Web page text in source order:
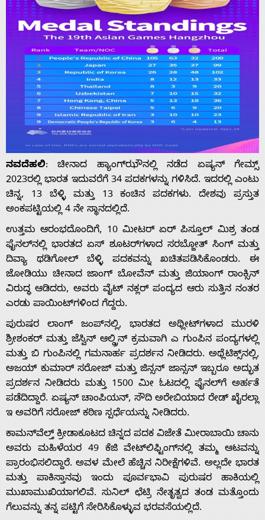
Home
About
Us
Advertise
With
ನವದೆಹಲಿ: ಚೀನಾದ ಹ್ಯಾಂಗ್‌ಝೌನಲ್ಲಿ ನಡೆದ ಏಷ್ಯನ್ ಗೇಮ್ಸ್
2023ರಲ್ಲಿ ಭಾರತ ಇದುವರೆಗೆ 34 ಪದಕಗಳನ್ನು ಗಳಿಸಿದೆ. ಇದರಲ್ಲಿ ಎಂಟು
ಚಿನ್ನ, 13 ಬೆಳ್ಳಿ ಮತ್ತು 13 ಕಂಚಿನ ಪದಕಗಳು. ದೇಶವು ಪ್ರಸ್ತುತ
ಅಂಕಪಟ್ಟಿಯಲ್ಲಿ 4 ನೇ ಸ್ಥಾನದಲ್ಲಿದೆ.
ಉತ್ತಮ ಆರಂಭದೊಂದಿಗೆ, 10 ಮೀಟರ್ ಏರ್ ಪಿಸ್ತೂಲ್ ಮಿಶ್ರ ತಂಡ
ಫೈನಲ್‌ನಲ್ಲಿ ಭಾರತದ ಏಸ್ ಶೂಟರ್‌ಗಳಾದ ಸರಬ್ಜೋತ್ ಸಿಂಗ್ ಮತ್ತು
ದಿವ್ಯಾ ಥಡಿಗೋಲ್ ಬೆಳ್ಳಿ ಪದಕವನ್ನು ಖಚಿತಪಡಿಸಿಕೊಂಡರು. ಈ
ಜೋಡಿಯು ಚೀನಾದ ಜಾಂಗ್ ಬೋವೆನ್ ಮತ್ತು ಜಿಯಾಂಗ್ ರಾಂಕ್ಸಿನ್
ವಿರುದ್ಧ ಆಡಿದರು, ಅವರು ವೈಟ್ ನಕ್ಲರ್ ಪಂದ್ಯದ ಆರು ಸುತ್ತಿನ ನಂತರ
ಎರಡು ಪಾಯಿಂಟ್‌ಗಳಿಂದ ಗೆದ್ದರು.
ಪುರುಷರ ಲಾಂಗ್ ಜಂಪ್‌ನಲ್ಲಿ, ಭಾರತದ ಅಥ್ಲೀಟ್‌ಗಳಾದ ಮುರಳಿ
ಶ್ರೀಶಂಕರ್ ಮತ್ತು ಜೆಸ್ವಿನ್ ಆಲ್ಡ್ರಿನ್ ಕ್ರಮವಾಗಿ ಎ ಗುಂಪಿನ ಪಂದ್ಯಗಳಲ್ಲಿ
ಮತ್ತು ಬಿ ಗುಂಪಿನಲ್ಲಿ ಗಮನಾರ್ಹ ಪ್ರದರ್ಶನ ನೀಡಿದರು. ಅಥ್ಲೆಟಿಕ್ಸ್‌ನಲ್ಲಿ,
ಅಜಯ್ ಕುಮಾರ್ ಸರೋಜ್ ಮತ್ತು ಜಿನ್ಸನ್ ಜಾನ್ಸನ್ ಇಬ್ಬರೂ ಅದ್ಭುತ
ಪ್ರದರ್ಶನ ನೀಡಿದರು ಮತ್ತು 1500 ಮೀ ಓಟದಲ್ಲಿ ಫೈನಲ್‌ಗೆ ಅರ್ಹತೆ
ಪಡೆದಿದ್ದಾರೆ. ಏಷ್ಯನ್ ಚಾಂಪಿಯನ್, ಸೌದಿ ಅರೇಬಿಯಾದ ರೇಡ್ ಖೈರಲ್ಲಾ
ಇ ಅವರಿಗೆ ಸರೋಜ್ ಕಠಿಣ ಸ್ಪರ್ಧೆಯನ್ನು ನೀಡಿದರು.
ಕಾಮನ್‌ವೆಲ್ತ್ ಕ್ರೀಡಾಕೂಟದ ಚಿನ್ನದ ಪದಕ ವಿಜೇತೆ ಮೀರಾಬಾಯಿ ಚಾನು
ಅವರು ಮಹಿಳೆಯರ 49 ಕೆಜಿ ವೇಟ್‌ಲಿಫ್ಟಿಂಗ್‌ನಲ್ಲಿ ತಮ್ಮ ಆಟವನ್ನು
ಪ್ರಾರಂಭಿಸಲಿದ್ದಾರೆ. ಅವಳ ಮೇಲೆ ಹೆಚ್ಚಿನ ನಿರೀಕ್ಷೆಗಳಿವೆ. ಅಲ್ಲದೇ ಭಾರತ
ಮತ್ತು ಪಾಕಿಸ್ತಾನವು ಇಂದು ಪೂರ್ವಭಾವಿ ಪುರುಷರ ಹಾಕಿಯಲ್ಲಿ
ಮುಖಾಮುಖಿಯಾಗಲಿವೆ. ಸುನಿಲ್ ಛೆಟ್ರಿ ನೇತೃತ್ವದ ತಂಡ ಮತ್ತೊಂದು
ಗೆಲುವನ್ನು ತನ್ನ ಪಟ್ಟಿಗೆ ಸೇರಿಸಿಕೊಳ್ಳುವ ಭರವಸೆಯಲ್ಲಿದೆ.